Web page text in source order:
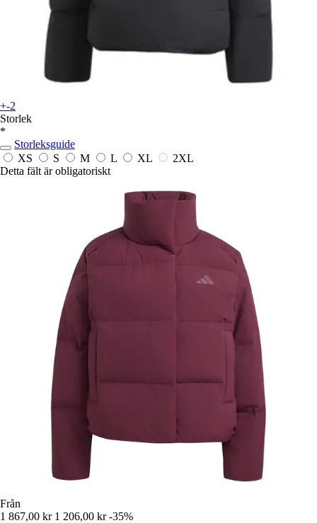
+-2
Storlek
*
Storleksguide
XS
S M L XL
2XL
Detta fält är obligatoriskt
Från
1 867,00 kr 1 206,00 kr -35%